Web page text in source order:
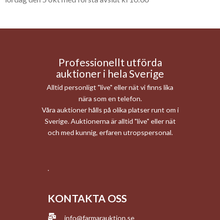
Professionellt utförda
auktioner i hela Sverige
Alltid personligt "live" eller nät vi finns lika
nära som en telefon.
Våra auktioner hålls på olika platser runt om i
Sverige. Auktionerna är alltid "live" eller nät
och med kunnig, erfaren utropspersonal.
.
KONTAKTA OSS
info@farmarauktion.se